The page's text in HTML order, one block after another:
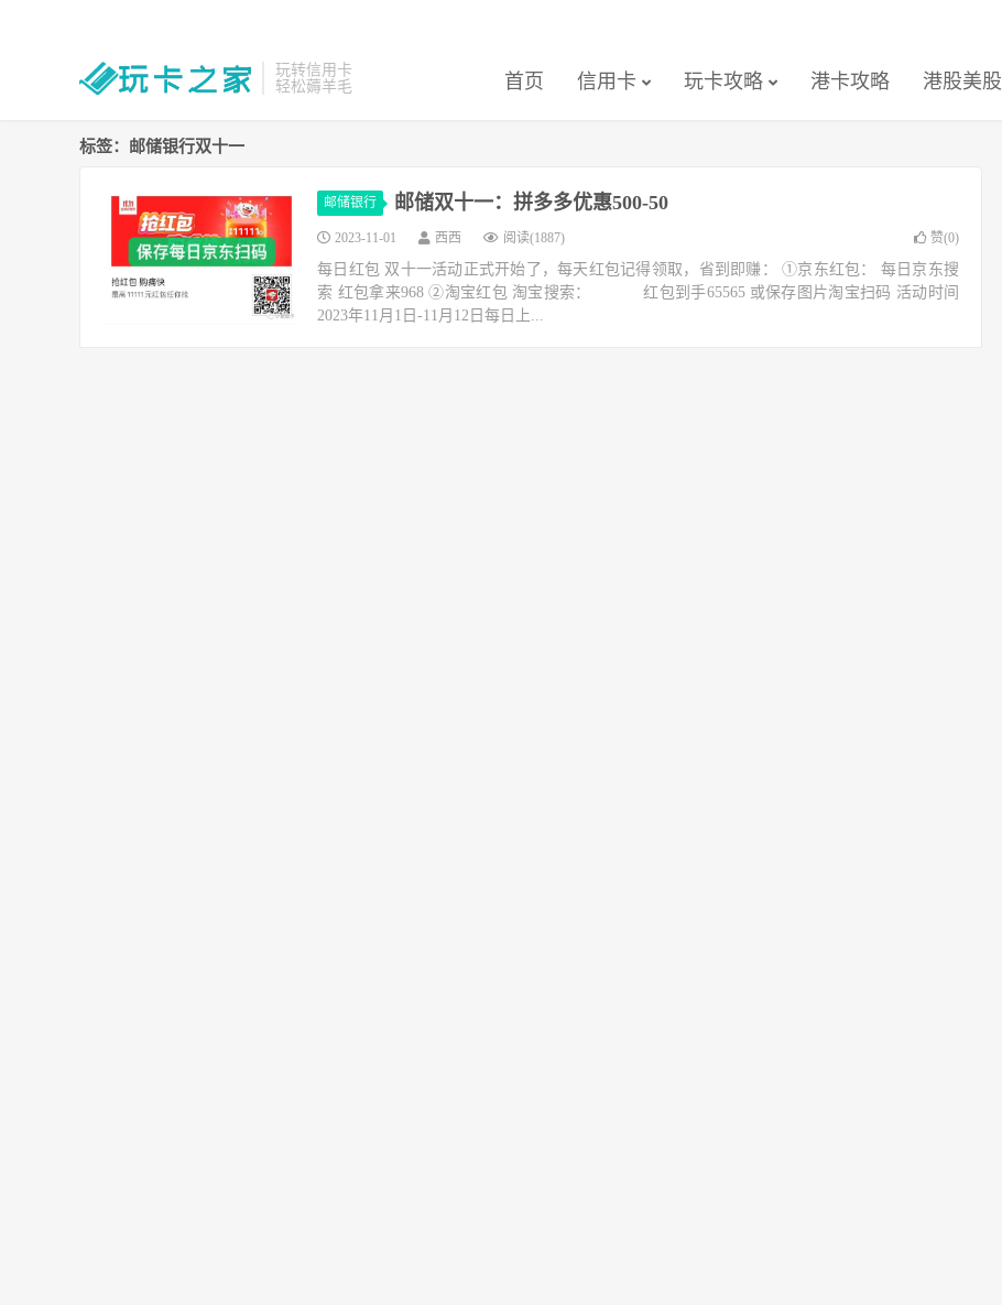
玩转信用卡
轻松薅羊毛
首页 信用卡 玩卡攻略 港卡攻略 港股美股
标签：邮储银行双十一
邮储银行 邮储双十一：拼多多优惠500-50
2023-11-01 西西 阅读(1887) 赞(0)
每日红包 双十一活动正式开始了，每天红包记得领取，省到即赚： ①京东红包： 每日京东搜
索 红包拿来968 ②淘宝红包 淘宝搜索： 红包到手65565 或保存图片淘宝扫码 活动时间
2023年11月1日-11月12日每日上...